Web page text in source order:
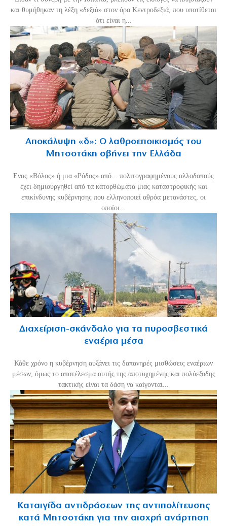
και θυμήθηκαν τη λέξη «δεξιά» στον όρο Κεντροδεξιά, που υποτίθεται
ότι είναι η...
Αποκάλυψη «δ»: Ο λαθροεποικισμός του
Μητσοτάκη σβήνει την Ελλάδα
Ενας «Βόλος» ή μια «Ρόδος» από... πολιτογραφημένους αλλοδαπούς
έχει δημιουργηθεί από τα κατορθώματα μιας καταστροφικής και
επικίνδυνης κυβέρνησης που ελληνοποιεί αθρόα μετανάστες, οι
οποίοι...
Διαχείριση-σκάνδαλο για τα πυροσβεστικά
εναέρια μέσα
Κάθε χρόνο η κυβέρνηση αυξάνει τις δαπανηρές μισθώσεις εναέριων
μέσων, όμως το αποτέλεσμα αυτής της αποτυχημένης και πολύεξοδης
τακτικής είναι τα δάση να καίγονται...
Καταιγίδα αντιδράσεων της αντιπολίτευσης
κατά Μητσοτάκη για την αισχρή ανάρτηση